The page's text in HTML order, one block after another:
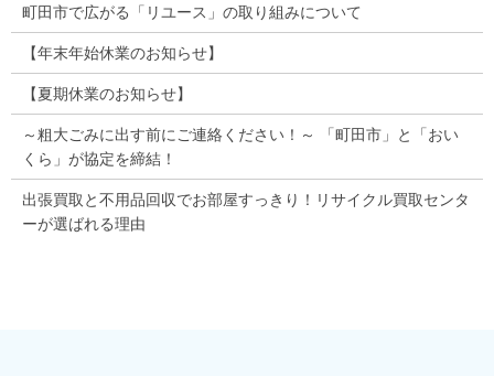
町田市で広がる「リユース」の取り組みについて
【年末年始休業のお知らせ】
【夏期休業のお知らせ】
～粗大ごみに出す前にご連絡ください！～ 「町田市」と「おい
くら」が協定を締結！
出張買取と不用品回収でお部屋すっきり！リサイクル買取センタ
ーが選ばれる理由